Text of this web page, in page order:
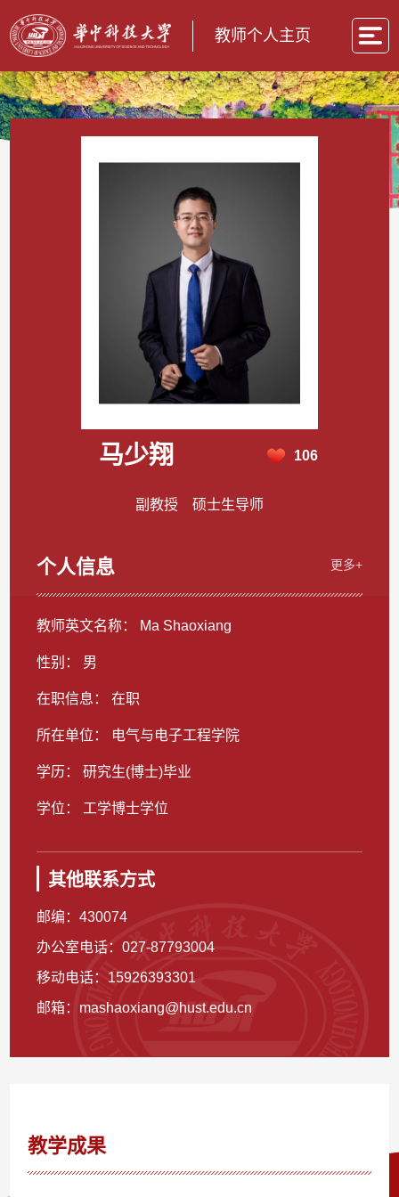
教师个人主页
马少翔 106
副教授 硕士生导师
个人信息 更多+
教师英文名称： Ma Shaoxiang
性别： 男
在职信息： 在职
所在单位： 电气与电子工程学院
学历： 研究生(博士)毕业
学位： 工学博士学位
其他联系方式
邮编：430074
办公室电话：027-87793004
移动电话： 15926393301
邮箱： mashaoxiang@hust.edu.cn
教学成果